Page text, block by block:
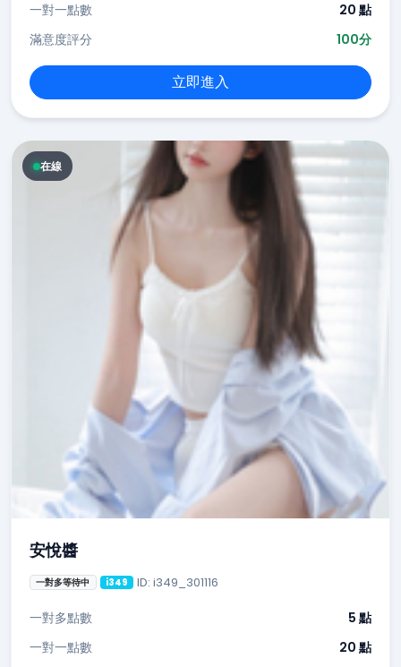
一對一點數
20 點
滿意度評分
100分
立即進入
在線
安悅醬
一對多等待中 i349 ID: i349_301116
一對多點數
5 點
一對一點數
20 點